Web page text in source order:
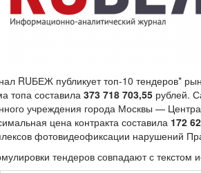
RUБЕЖ публикует топ-10 тендеров*
топа составила 373 718 703,55 рублей.
учреждения города Москвы —
цена контракта составила 172
фотовидеофиксации нарушений
тендеров совпадают с текстом